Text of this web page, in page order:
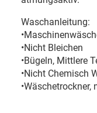
Waschanleitung:
•Nicht Bleichen
•Bügeln, Mittlere
•Nicht Chemisch